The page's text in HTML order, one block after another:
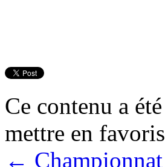
Ce contenu a
mettre en
←